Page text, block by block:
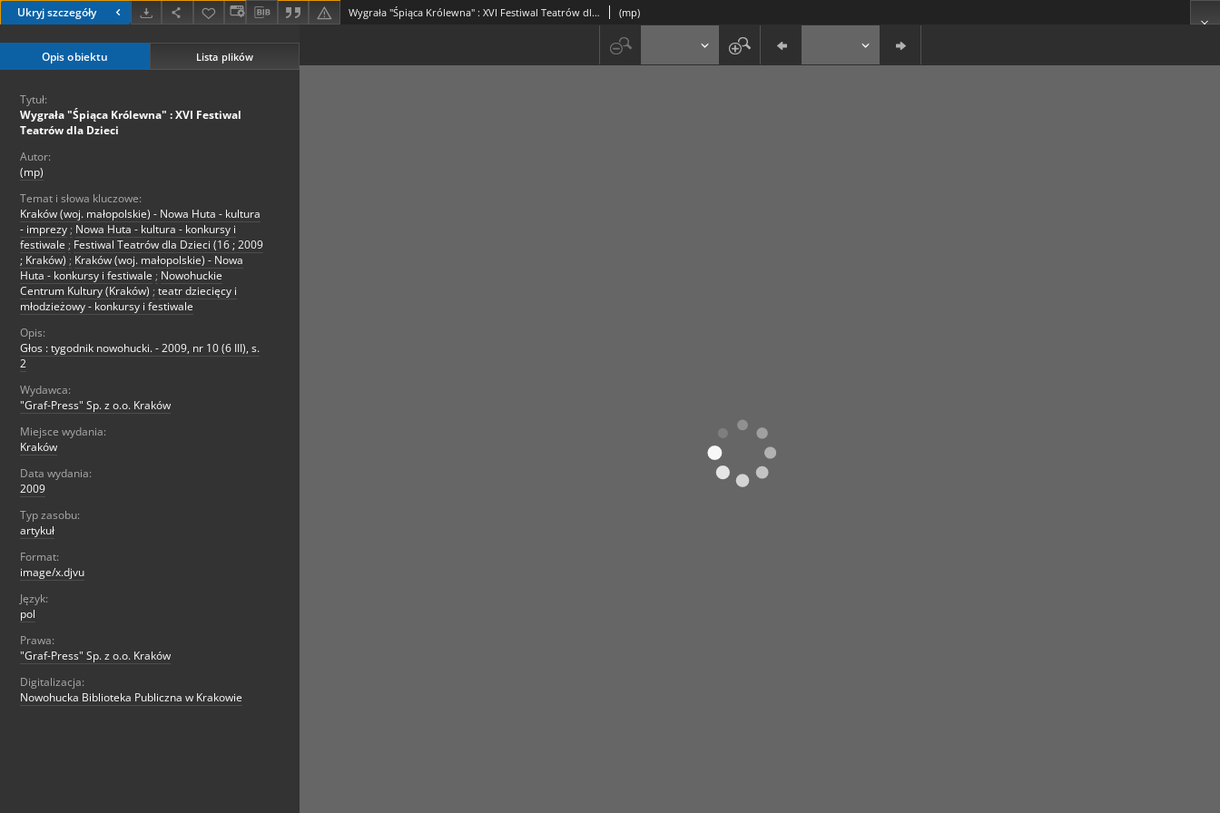
Ukryj szczegóły Wygrała "Śpiąca Królewna" : XVI Festiwal Teatrów dla Dzieci (mp)
Opis obiektu Lista plików
Tytuł:
Wygrała "Śpiąca Królewna" : XVI Festiwal
Teatrów dla Dzieci
Autor:
(mp)
Temat i słowa kluczowe:
Kraków (woj. małopolskie) - Nowa Huta - kultura
- imprezy ; Nowa Huta - kultura - konkursy i
festiwale ; Festiwal Teatrów dla Dzieci (16 ; 2009
; Kraków) ; Kraków (woj. małopolskie) - Nowa
Huta - konkursy i festiwale ; Nowohuckie
Centrum Kultury (Kraków) ; teatr dziecięcy i
młodzieżowy - konkursy i festiwale
Opis:
Głos : tygodnik nowohucki. - 2009, nr 10 (6 III), s.
2
Wydawca:
"Graf-Press" Sp. z o.o. Kraków
Miejsce wydania:
Kraków
Data wydania:
2009
Typ zasobu:
artykuł
Format:
image/x.djvu
Język:
pol
Prawa:
"Graf-Press" Sp. z o.o. Kraków
Digitalizacja:
Nowohucka Biblioteka Publiczna w Krakowie